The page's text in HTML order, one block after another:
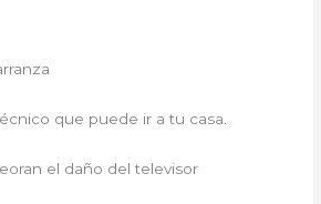
que puede ir a tu casa.
el daño del televisor